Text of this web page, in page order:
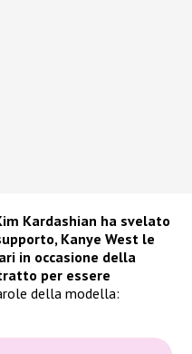
Kardashian ha svelato
Kanye West le
in occasione della
per essere
della modella: